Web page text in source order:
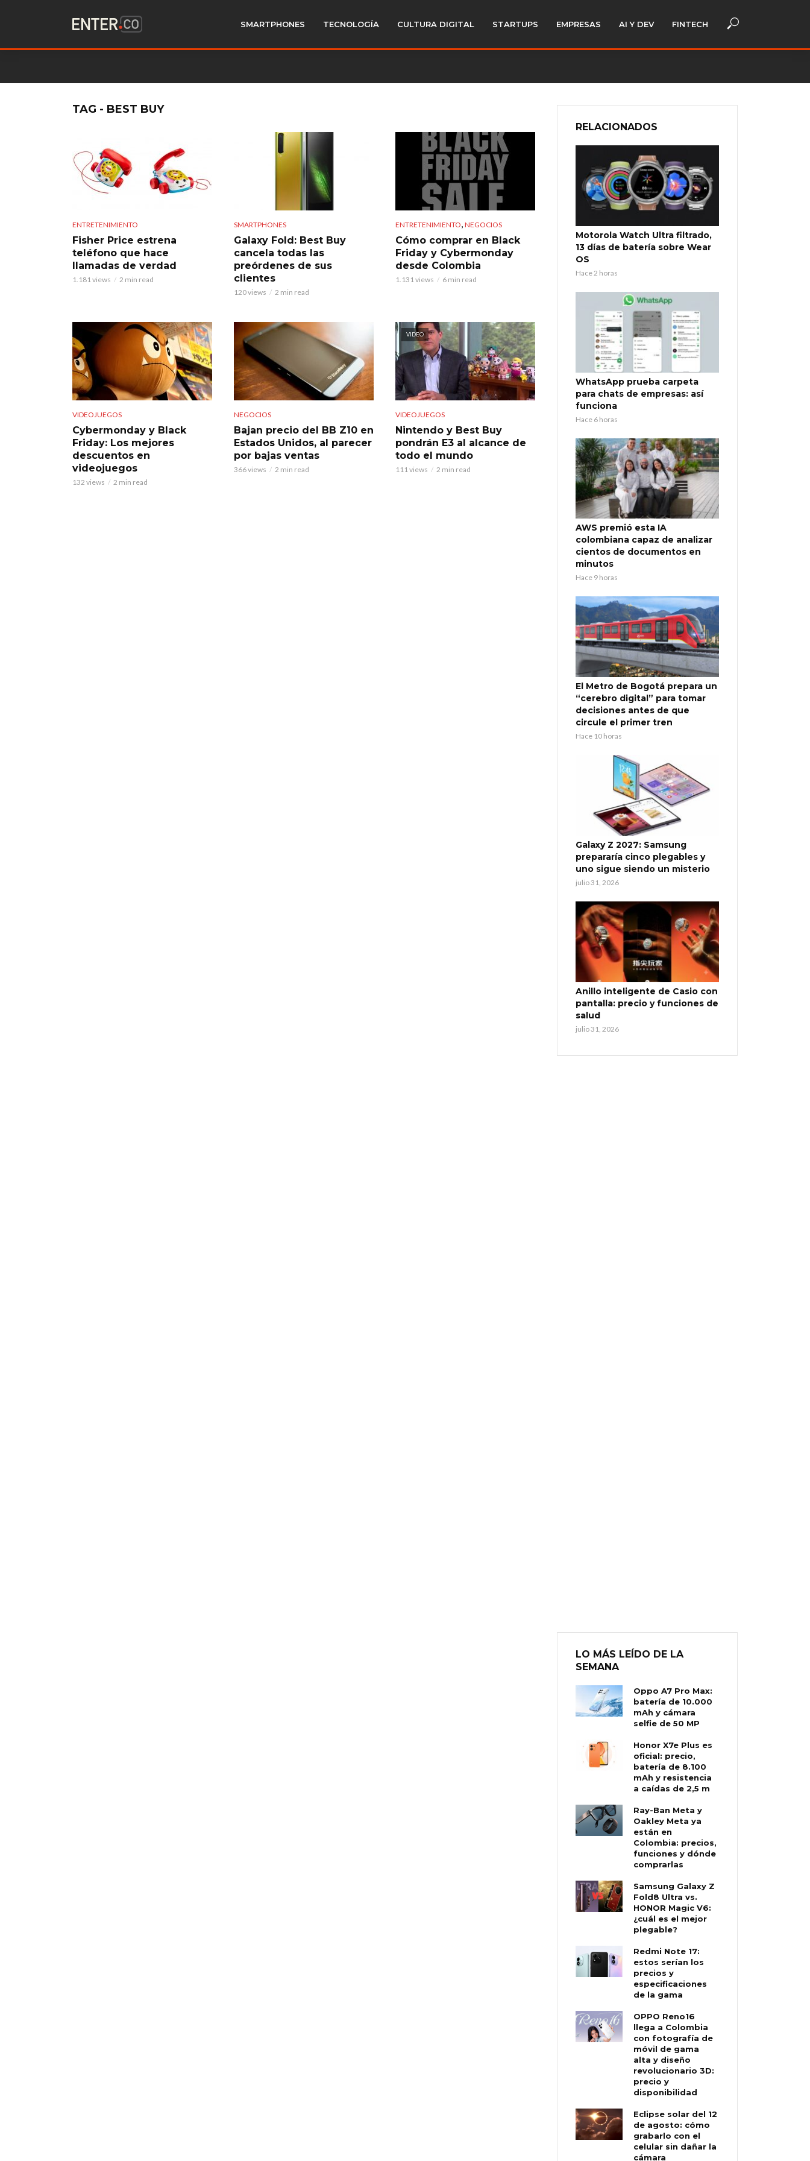
SMARTPHONES TECNOLOGÍA CULTURA DIGITAL STARTUPS EMPRESAS AI Y DEV FINTECH
TAG - BEST BUY
ENTRETENIMIENTO
Fisher Price estrena
teléfono que hace
llamadas de verdad
1.181 views 2 min read
SMARTPHONES
Galaxy Fold: Best Buy
cancela todas las
preórdenes de sus
clientes
120 views 2 min read
ENTRETENIMIENTO, NEGOCIOS
Cómo comprar en Black
Friday y Cybermonday
desde Colombia
1.131 views 6 min read
VIDEOJUEGOS
Cybermonday y Black
Friday: Los mejores
descuentos en
videojuegos
132 views 2 min read
NEGOCIOS
Bajan precio del BB Z10 en
Estados Unidos, al parecer
por bajas ventas
366 views 2 min read
VIDEO
VIDEOJUEGOS
Nintendo y Best Buy
pondrán E3 al alcance de
todo el mundo
111 views 2 min read
RELACIONADOS
Motorola Watch Ultra filtrado,
13 días de batería sobre Wear
OS
Hace 2 horas
WhatsApp prueba carpeta
para chats de empresas: así
funciona
Hace 6 horas
AWS premió esta IA
colombiana capaz de analizar
cientos de documentos en
minutos
Hace 9 horas
El Metro de Bogotá prepara un
“cerebro digital” para tomar
decisiones antes de que
circule el primer tren
Hace 10 horas
Galaxy Z 2027: Samsung
prepararía cinco plegables y
uno sigue siendo un misterio
julio 31, 2026
Anillo inteligente de Casio con
pantalla: precio y funciones de
salud
julio 31, 2026
LO MÁS LEÍDO DE LA
SEMANA
Oppo A7 Pro Max:
batería de 10.000
mAh y cámara
selfie de 50 MP
Honor X7e Plus es
oficial: precio,
batería de 8.100
mAh y resistencia
a caídas de 2,5 m
Ray-Ban Meta y
Oakley Meta ya
están en
Colombia: precios,
funciones y dónde
comprarlas
Samsung Galaxy Z
Fold8 Ultra vs.
HONOR Magic V6:
¿cuál es el mejor
plegable?
Redmi Note 17:
estos serían los
precios y
especificaciones
de la gama
OPPO Reno16
llega a Colombia
con fotografía de
móvil de gama
alta y diseño
revolucionario 3D:
precio y
disponibilidad
Eclipse solar del 12
de agosto: cómo
grabarlo con el
celular sin dañar la
cámara